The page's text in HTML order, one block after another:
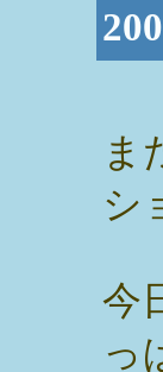
ま
シ
今
っ